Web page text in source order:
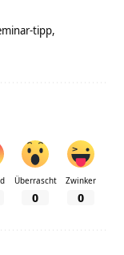
tipp
Überrascht
0
Zwinker
0